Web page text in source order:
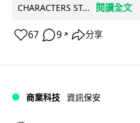
CHARACTERS ST...
閱讀全文
67 9 ↗ 分享
商業科技 資訊保安